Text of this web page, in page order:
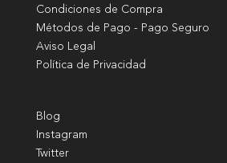
Condiciones de Compra
Métodos de Pago - Pago Seguro
Aviso Legal
Política de Privacidad
Blog
Instagram
Twitter